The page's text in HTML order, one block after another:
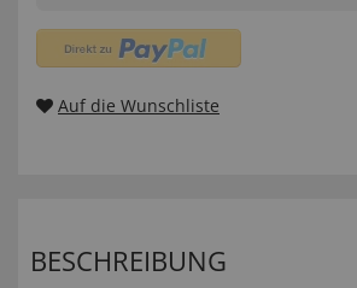
Auf die Wunschliste
BESCHREIBUNG